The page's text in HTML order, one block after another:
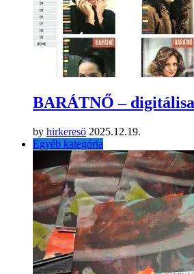
BARÁTNŐ –
by hirkeresö 2025.12.19.
Egyéb kategória